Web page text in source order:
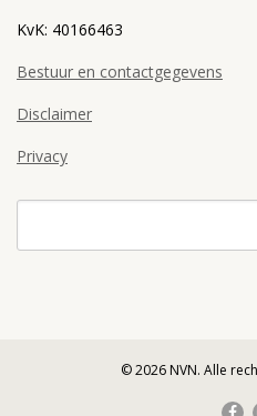
KvK: 40166463
Bestuur en contactgegevens
Disclaimer
Privacy
© 2026 NVN. Alle